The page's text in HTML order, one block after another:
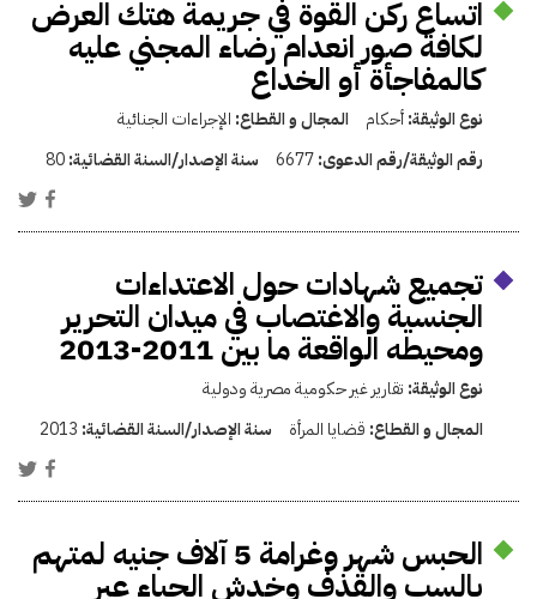
اتساع ركن القوة في جريمة هتك العرض
لكافة صور انعدام رضاء المجني عليه
كالمفاجأة أو الخداع
نوع الوثيقة:أحكام المجال و القطاع: الإجراءات الجنائية
رقم الوثيقة/رقم الدعوى:6677 سنة الإصدار/السنة القضائية:80
تجميع شهادات حول الاعتداءات
الجنسية والاغتصاب في ميدان التحرير
ومحيطه الواقعة ما بين 2011-2013
نوع الوثيقة: تقارير غير حكومية مصرية ودولية
المجال و القطاع: قضايا المرأة سنة الإصدار/السنة القضائية: 2013
الحبس شهر وغرامة 5 آلاف جنيه لمتهم
بالسب والقذف وخدش الحياء عبر